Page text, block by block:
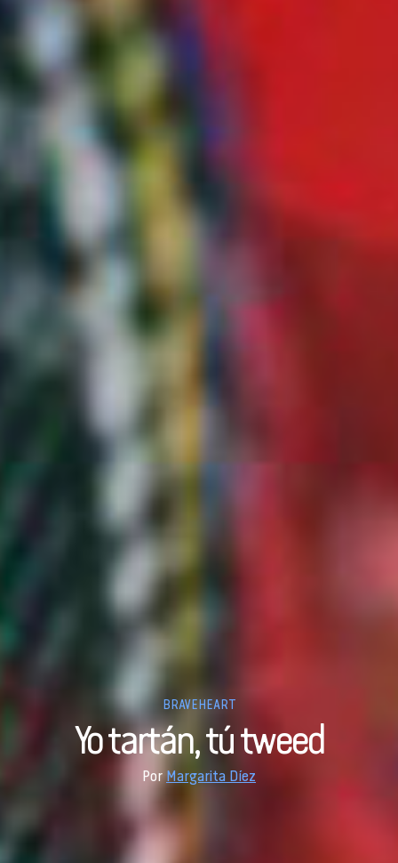
BRAVEHEART
Yo tartán, tú tweed
Por Margarita Díez